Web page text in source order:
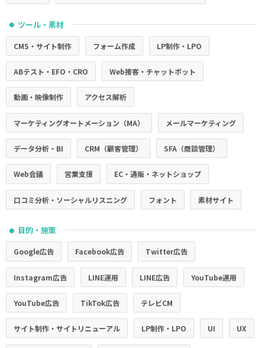
● ツール・素材
CMS・サイト制作 フォーム作成 LP制作・LPO
ABテスト・EFO・CRO Web接客・チャットボット
動画・映像制作 アクセス解析
マーケティングオートメーション（MA） メールマーケティング
データ分析・BI CRM（顧客管理） SFA（商談管理）
Web会議 営業支援 EC・通販・ネットショップ
口コミ分析・ソーシャルリスニング フォント 素材サイト
● 目的・施策
Google広告 Facebook広告 Twitter広告
Instagram広告 LINE運用 LINE広告 YouTube運用
YouTube広告 TikTok広告 テレビCM
サイト制作・サイトリニューアル LP制作・LPO UI UX